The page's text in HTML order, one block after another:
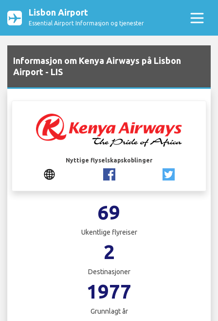
Lisbon Airport
Essential Airport Informasjon og tjenester
Informasjon om Kenya Airways på Lisbon
Airport - LIS
Nyttige flyselskapskoblinger
69
Ukentlige flyreiser
2
Destinasjoner
1977
Grunnlagt år